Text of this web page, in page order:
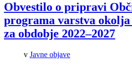
Obvestilo o pripravi
programa varstva okolja
za obdobje 2022–2027
v Javne objave